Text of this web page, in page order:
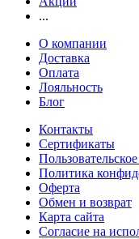
...
О компании
Доставка
Оплата
Лояльность
Блог
Контакты
Сертификаты
Политика
Оферта
Обмен и возврат
Карта сайта
Согласие на